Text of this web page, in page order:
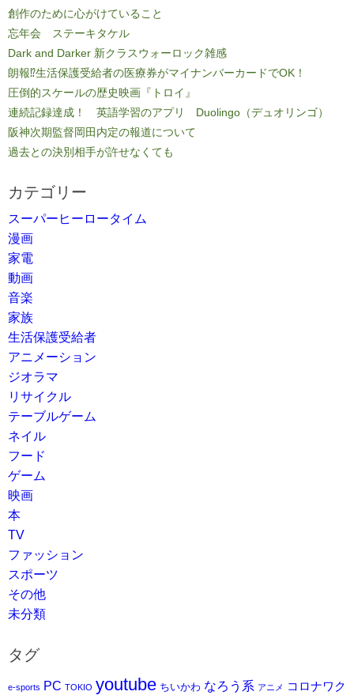
創作のために心がけていること
忘年会 ステーキタケル
Dark and Darker 新クラスウォーロック雑感
朗報⁉生活保護受給者の医療券がマイナンバーカードでOK！
圧倒的スケールの歴史映画『トロイ』
連続記録達成！ 英語学習のアプリ Duolingo（デュオリンゴ）
阪神次期監督岡田内定の報道について
過去との決別相手が許せなくても
カテゴリー
スーパーヒーロータイム
漫画
家電
動画
音楽
家族
生活保護受給者
アニメーション
ジオラマ
リサイクル
テーブルゲーム
ネイル
フード
ゲーム
映画
本
TV
ファッション
スポーツ
その他
未分類
タグ
e-sports PC TOKIO youtube ちいかわ なろう系 アニメ
コロナワク